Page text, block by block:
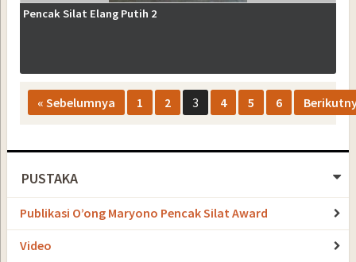
Pencak Silat Elang Putih 2
« Sebelumnya 1 2 3 4 5 6
PUSTAKA
Publikasi O’ong Maryono Pencak Silat Award
Video